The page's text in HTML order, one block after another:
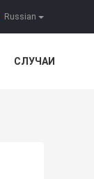
Russian
СЛУЧАИ